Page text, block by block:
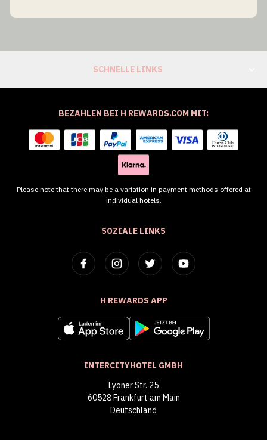
SCHNELLE LINKS
SOZIALE LINKS
H REWARDS APP
INTERCITYHOTEL GMBH
Lyoner Str. 25
60528 Frankfurt am Main
Deutschland
BEZAHLEN BEI H REWARDS.COM MIT:
Please note that there may be a variation in payment methods offered at
individual hotels.